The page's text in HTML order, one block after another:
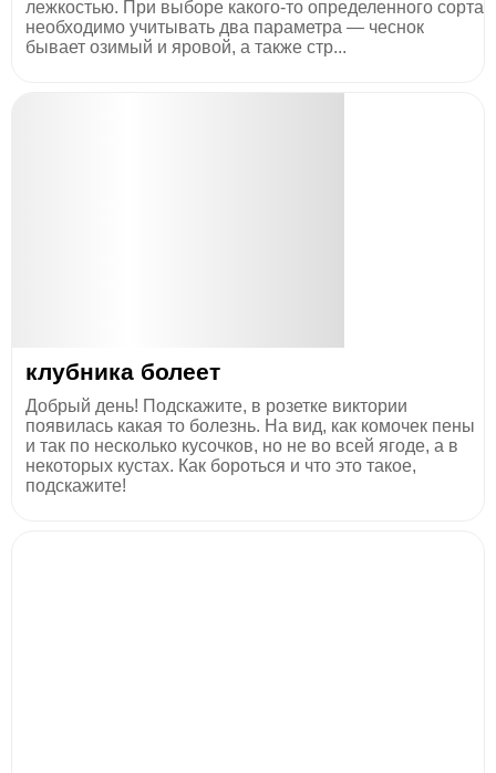
лежкостью. При выборе какого-то определенного сорта
необходимо учитывать два параметра — чеснок
бывает озимый и яровой, а также стр...
клубника болеет
Добрый день! Подскажите, в розетке виктории
появилась какая то болезнь. На вид, как комочек пены
и так по несколько кусочков, но не во всей ягоде, а в
некоторых кустах. Как бороться и что это такое,
подскажите!